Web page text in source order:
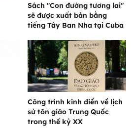
Sách "Con đường tương lai"
sẽ được xuất bản bằng
tiếng Tây Ban Nha tại Cuba
Công trình kinh điển về lịch
sử tôn giáo Trung Quốc
trong thế kỷ XX